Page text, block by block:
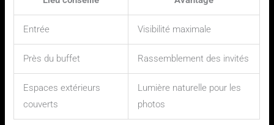
Entrée Visibilité maximale
Près du buffet Rassemblement des invités
Espaces extérieurs
couverts
Lumière naturelle pour les
photos